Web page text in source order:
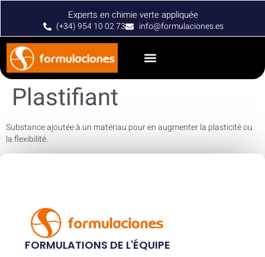
Experts en chimie verte appliquée
(+34) 954 10 02 73 info@formulaciones.es
Plastifiant
Substance ajoutée à un matériau pour en augmenter la plasticité ou
la flexibilité.
FORMULATIONS DE L'ÉQUIPE